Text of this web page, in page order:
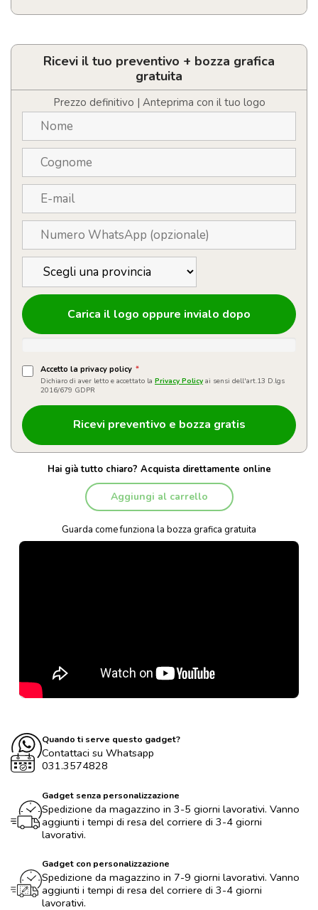
Calcolatrice
Ricevi il tuo preventivo + bozza grafica
gratuita
Prezzo definitivo | Anteprima con il tuo logo
Carica il logo oppure invialo dopo
Accetto la privacy policy *
Dichiaro di aver letto e accettato la Privacy Policy ai sensi dell'art.13 D.lgs
2016/679 GDPR
Hai già tutto chiaro? Acquista direttamente online
Aggiungi al carrello
Guarda come funziona la bozza grafica gratuita
Quando ti serve questo gadget?
Contattaci su Whatsapp
031.3574828
Gadget senza personalizzazione
Spedizione da magazzino in 3-5 giorni lavorativi. Vanno
aggiunti i tempi di resa del corriere di 3-4 giorni
lavorativi.
Gadget con personalizzazione
Spedizione da magazzino in 7-9 giorni lavorativi. Vanno
aggiunti i tempi di resa del corriere di 3-4 giorni
lavorativi.